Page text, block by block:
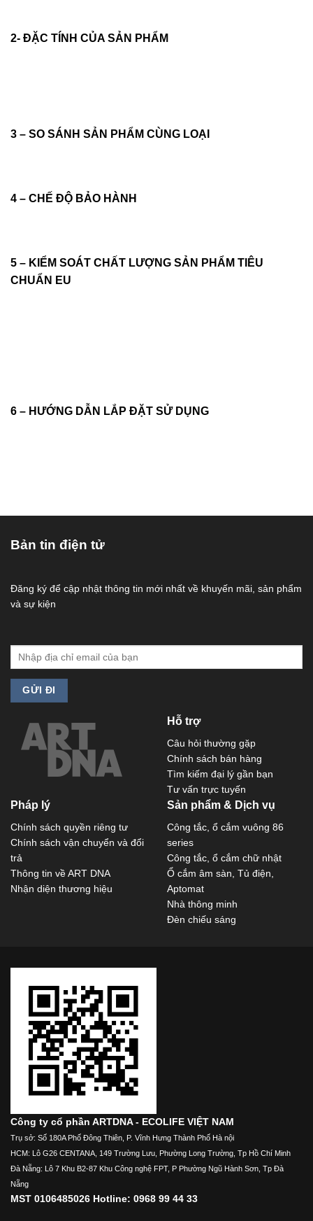
2- ĐẶC TÍNH CỦA SẢN PHẨM
3 – SO SÁNH SẢN PHẨM CÙNG LOẠI
4 – CHẾ ĐỘ BẢO HÀNH
5 – KIỂM SOÁT CHẤT LƯỢNG SẢN PHẨM TIÊU
CHUẨN EU
6 – HƯỚNG DẪN LẮP ĐẶT SỬ DỤNG
Bản tin điện tử
Đăng ký để cập nhật thông tin mới nhất về khuyến mãi, sản phẩm
và sự kiện
Hỗ trợ
Câu hỏi thường gặp
Chính sách bán hàng
Tìm kiếm đại lý gần bạn
Tư vấn trực tuyến
Pháp lý
Chính sách quyền riêng tư
Chính sách vận chuyển và đổi
trả
Thông tin về ART DNA
Nhận diện thương hiệu
Sản phẩm & Dịch vụ
Công tắc, ổ cắm vuông 86
series
Công tắc, ổ cắm chữ nhật
Ổ cắm âm sàn, Tủ điện,
Aptomat
Nhà thông minh
Đèn chiếu sáng
Công ty cổ phần ARTDNA - ECOLIFE VIỆT NAM
Trụ sở: Số 180A Phố Đông Thiên, P. Vĩnh Hưng Thành Phố Hà nội
HCM: Lô G26 CENTANA, 149 Trường Lưu, Phường Long Trường, Tp Hồ Chí Minh
Đà Nẵng: Lô 7 Khu B2-87 Khu Công nghệ FPT, P Phường Ngũ Hành Sơn, Tp Đà
Nẵng
MST 0106485026 Hotline: 0968 99 44 33